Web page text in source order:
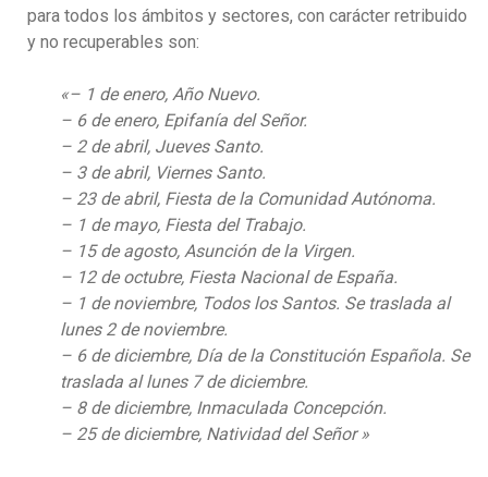
para todos los ámbitos y sectores, con carácter retribuido
y no recuperables son:
«– 1 de enero, Año Nuevo.
– 6 de enero, Epifanía del Señor.
– 2 de abril, Jueves Santo.
– 3 de abril, Viernes Santo.
– 23 de abril, Fiesta de la Comunidad Autónoma.
– 1 de mayo, Fiesta del Trabajo.
– 15 de agosto, Asunción de la Virgen.
– 12 de octubre, Fiesta Nacional de España.
– 1 de noviembre, Todos los Santos. Se traslada al
lunes 2 de noviembre.
– 6 de diciembre, Día de la Constitución Española. Se
traslada al lunes 7 de diciembre.
– 8 de diciembre, Inmaculada Concepción.
– 25 de diciembre, Natividad del Señor »